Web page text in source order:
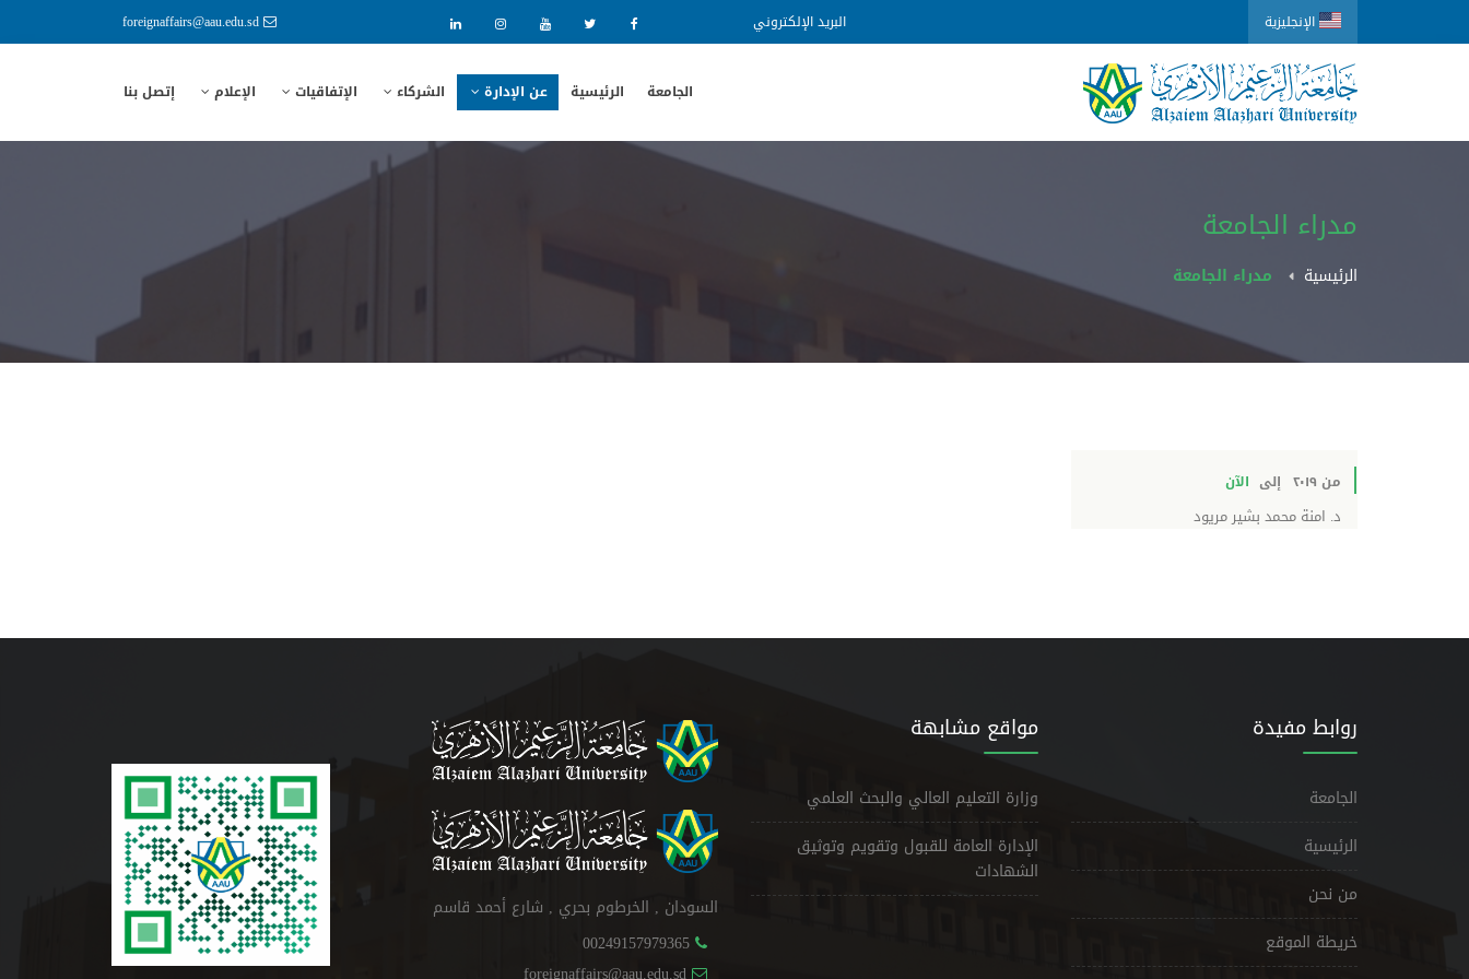
الإنجليزية البريد الإلكتروني foreignaffairs@aau.edu.sd
الجامعة الرئيسية عن الإدارة الشركاء الإتفاقيات الإعلام إتصل بنا
مدراء الجامعة
الرئيسية مدراء الجامعة
من ٢٠١٩ إلى الآن
د. امنة محمد بشير مريود
روابط مفيدة
الجامعة
الرئيسية
من نحن
خريطة الموقع
مواقع مشابهة
وزارة التعليم العالي والبحث العلمي
الإدارة العامة للقبول وتقويم وتوثيق
الشهادات
السودان , الخرطوم بحري , شارع أحمد قاسم
00249157979365